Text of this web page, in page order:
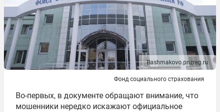
Bashmakovo.pnzreg.ru
Фонд социального страхования
Во-первых, в документе обращают внимание, что
мошенники нередко искажают официальное